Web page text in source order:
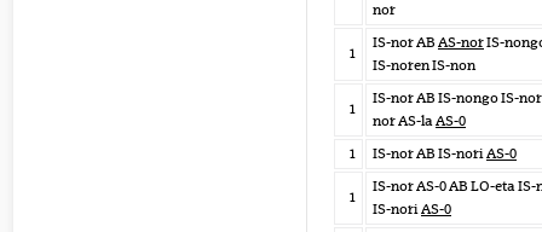
nor
1
IS-nor AB AS-norIS-
IS-noren IS-non
1
IS-nor AB IS-nongo IS-
nor AS-laAS-0
1
IS-nor AB IS-noriAS-0
1
IS-nor AS-0 AB LO-eta IS-
IS-noriAS-0